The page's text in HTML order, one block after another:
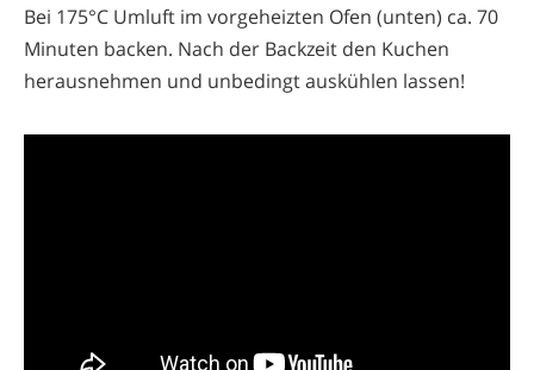
Bei 175°C Umluft im vorgeheizten Ofen (unten) ca. 70
Minuten backen. Nach der Backzeit den Kuchen
herausnehmen und unbedingt auskühlen lassen!